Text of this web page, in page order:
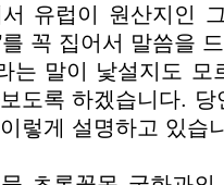
유럽이 원산지인
를 꼭 집어서 말씀을
는 말이 낯설지도
도록 하겠습니다.
렇게 설명하고 있습